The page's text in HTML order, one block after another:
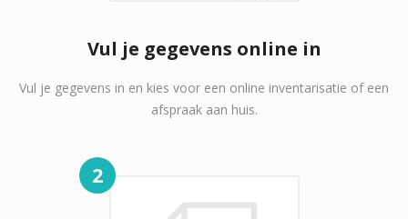
Vul je gegevens online in
Vul je gegevens in en kies voor een online inventarisatie of een
afspraak aan huis.
2